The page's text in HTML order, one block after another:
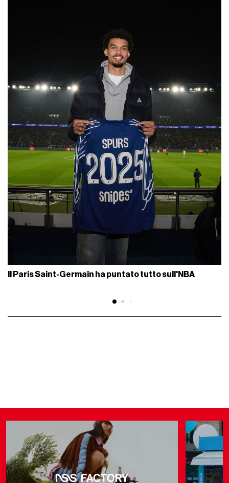
Il Paris Saint-Germain ha puntato tutto sull'NBA